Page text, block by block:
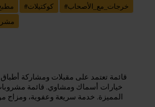
#كوكتيلات #خرجات_مع_الأصحاب
قائمة تعتمد على مقبلات ومشاركة
خيارات أسماك ومشاوي. قائمة مشروبات
المميزة. خدمة سريعة وعفوية، ومزاج